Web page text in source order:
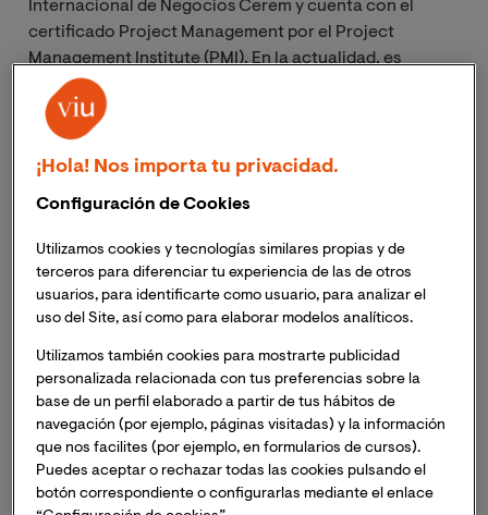
Internacional de Negocios Cerem y cuenta con el
certificado Project Management por el Project
Management Institute (PMI). En la actualidad, es
Director de la Maestría en Economía Circular y
Desarrollo Sostenible en la Universidad Internacional
de Valencia, y miembro del Comité de Ingeniería y
Desarrollo Sostenible del Instituto de Ingeniería de
Converters, miembro del Advisory Board de
Zeleros Hyperloop, y Consultor y Asesor en el ámbito
de la Economía Circular, el Desarrollo Sostenible y el
Cambio Climático.
Por ello, con motivo del Día Mundial del Reciclaje, que
se celebra este 17 de mayo, le realizamos una entrevista
sobre los mitos y verdades sobre este tema, en que
posición se encuentra España respecto al resto de
países europeos y las acciones que se deberían
adoptar por parte de las instituciones para seguir
mejorando.
¡Hola! Nos importa tu privacidad.
Configuración de Cookies
Utilizamos cookies y tecnologías similares propias y de
terceros para diferenciar tu experiencia de las de otros
usuarios, para identificarte como usuario, para analizar el
uso del Site, así como para elaborar modelos analíticos.
Utilizamos también cookies para mostrarte publicidad
personalizada relacionada con tus preferencias sobre la
base de un perfil elaborado a partir de tus hábitos de
navegación (por ejemplo, páginas visitadas) y la información
que nos facilites (por ejemplo, en formularios de cursos).
Puedes aceptar o rechazar todas las cookies pulsando el
botón correspondiente o configurarlas mediante el enlace